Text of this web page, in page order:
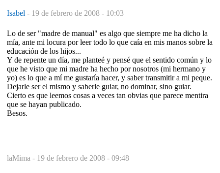
Isabel - 19 de febrero de 2008 - 10:03
Lo de ser "madre de manual" es algo que siempre me ha dicho la
mía, ante mi locura por leer todo lo que caía en mis manos sobre la
educación de los hijos...
Y de repente un día, me planteé y pensé que el sentido común y lo
que he visto que mi madre ha hecho por nosotros (mi hermano y
yo) es lo que a mí me gustaría hacer, y saber transmitir a mi peque.
Dejarle ser el mismo y saberle guiar, no dominar, sino guiar.
Cierto es que leemos cosas a veces tan obvias que parece mentira
que se hayan publicado.
Besos.
laMima - 19 de febrero de 2008 - 09:48